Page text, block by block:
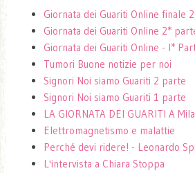
Giornata dei Guariti Online finale
Giornata dei Guariti Online 2*
Giornata dei Guariti Online - I*
Tumori Buone notizie per noi
Signori Noi siamo Guariti 2 parte
Signori Noi siamo Guariti 1 parte
LA GIORNATA DEI GUARITI A
Elettromagnetismo e malattie
Perché devi ridere! - Leonardo
L'intervista a Chiara Stoppa